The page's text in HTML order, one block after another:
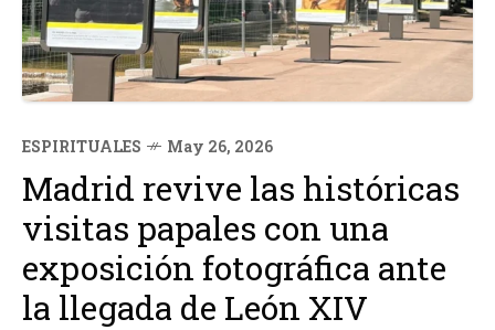
ESPIRITUALES May 26, 2026
Madrid revive las históricas
visitas papales con una
exposición fotográfica ante
la llegada de León XIV